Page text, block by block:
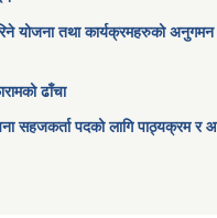
योजना तथा कार्यक्रमहरुको अनुगमन
ढाँचा
सहजकर्ता पदको लागि पाठ्यक्रम र